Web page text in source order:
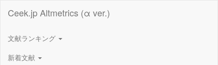
Ceek.jp Altmetrics (α ver.)
文献ランキング
新着文献